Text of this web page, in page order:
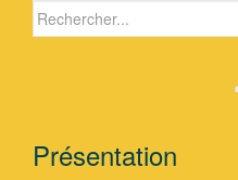
Search for:
Présentation